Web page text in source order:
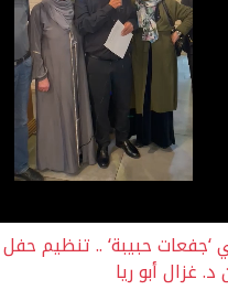
حبيبة‘ .. تنظيم
غزال أبو ريا